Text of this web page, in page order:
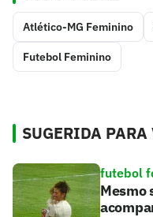
Atlético-MG Feminino
Futebol Feminino
SUGERIDA PARA
futebol
Mesmo